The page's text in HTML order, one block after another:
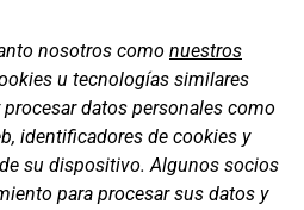
nosotros como nuestros
u tecnologías similares
procesar datos personales como
identificadores de cookies y
su dispositivo. Algunos socios
para procesar sus datos y